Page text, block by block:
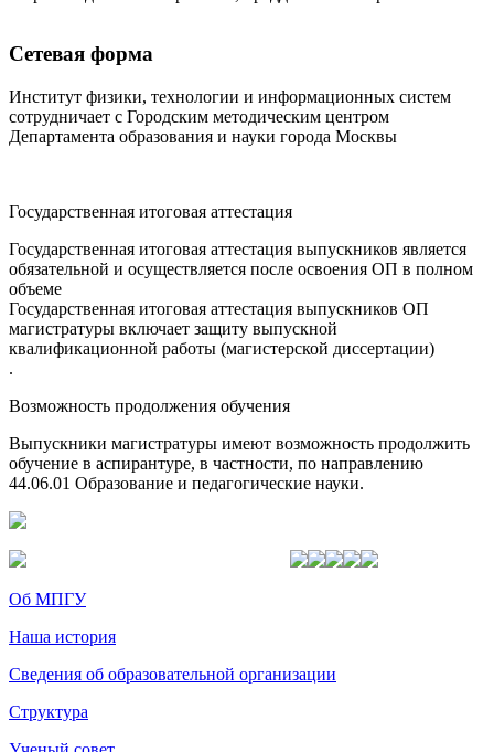
Сетевая форма
Институт физики, технологии и информационных систем
сотрудничает с Городским методическим центром
Департамента образования и науки города Москвы
Государственная итоговая аттестация
Государственная итоговая аттестация выпускников является
обязательной и осуществляется после освоения ОП в полном
объеме
Государственная итоговая аттестация выпускников ОП
магистратуры включает защиту выпускной
квалификационной работы (магистерской диссертации)
.
Возможность продолжения обучения
Выпускники магистратуры имеют возможность продолжить
обучение в аспирантуре, в частности, по направлению
44.06.01 Образование и педагогические науки.
Об МПГУ
Наша история
Сведения об образовательной организации
Структура